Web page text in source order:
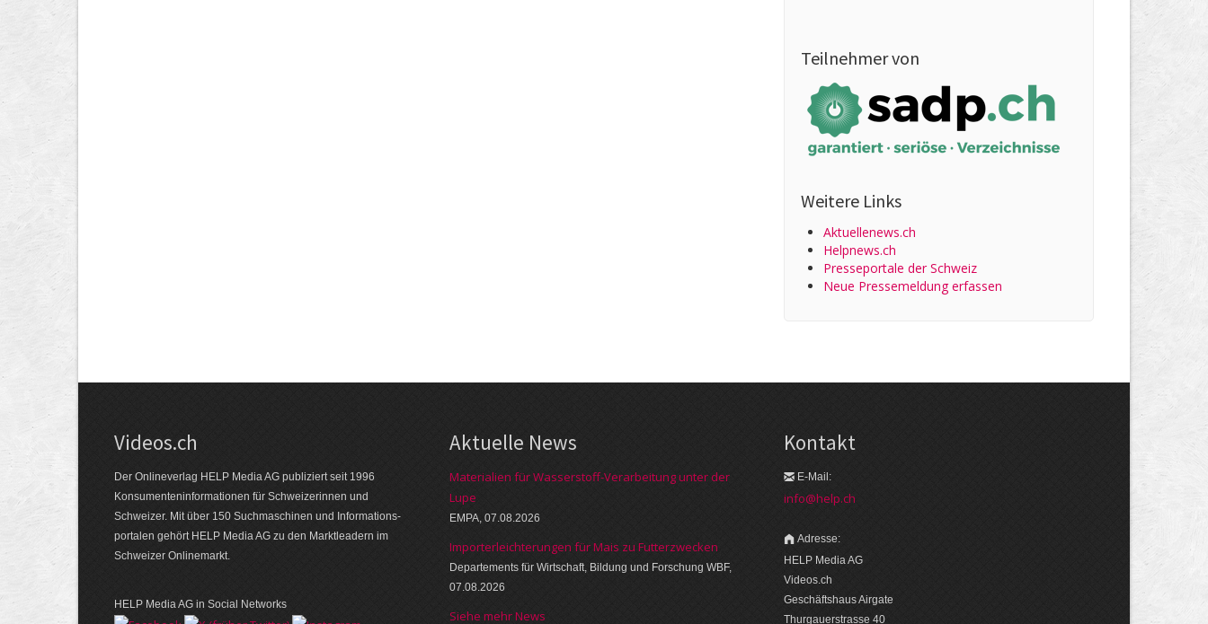
Teilnehmer von
Weitere Links
Aktuellenews.ch
Helpnews.ch
Presseportale der Schweiz
Neue Pressemeldung erfassen
Videos.ch
Der Onlineverlag HELP Media AG publiziert seit 1996
Konsumenten­informationen für Schweizerinnen und
Schweizer. Mit über 150 Suchmaschinen und Informations­
portalen gehört HELP Media AG zu den Marktleadern im
Schweizer Onlinemarkt.
HELP Media AG in Social Networks
Aktuelle News
Materialien für Wasserstoff-Verarbeitung unter der
Lupe
EMPA, 07.08.2026
Importerleichterungen für Mais zu Futterzwecken
Departements für Wirtschaft, Bildung und Forschung WBF,
07.08.2026
Siehe mehr News
Kontakt
E-Mail:
info@help.ch
Adresse:
HELP Media AG
Videos.ch
Geschäftshaus Airgate
Thurgauerstrasse 40